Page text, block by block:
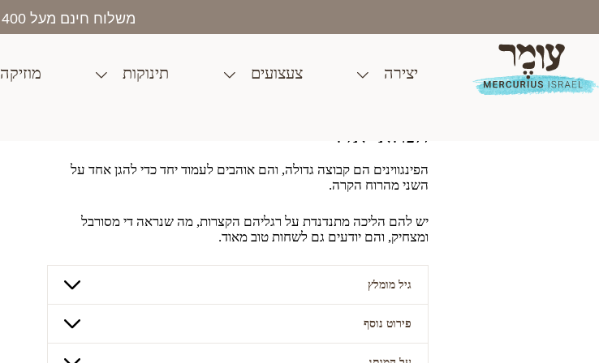
content
משלוח חינם מעל 400 ש"ח
יצירה צעצועים תינוקות מוזיקה
חנות Ostheimer
פינגווין
המלאי אזל
הפינגווינים הם קבוצה גדולה, והם אוהבים לעמוד יחד כדי להגן אחד על
השני מהרוח הקרה.
יש להם הליכה מתנדנדת על רגליהם הקצרות, מה שנראה די מסורבל
ומצחיק, והם יודעים גם לשחות טוב מאוד.
גיל מומלץ
3+
פירוט נוסף